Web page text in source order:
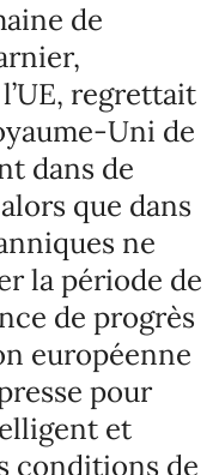
de
regrettait
Uni de
dans de
que dans
ne
la période de
de progrès
européenne
pour
et
conditions de